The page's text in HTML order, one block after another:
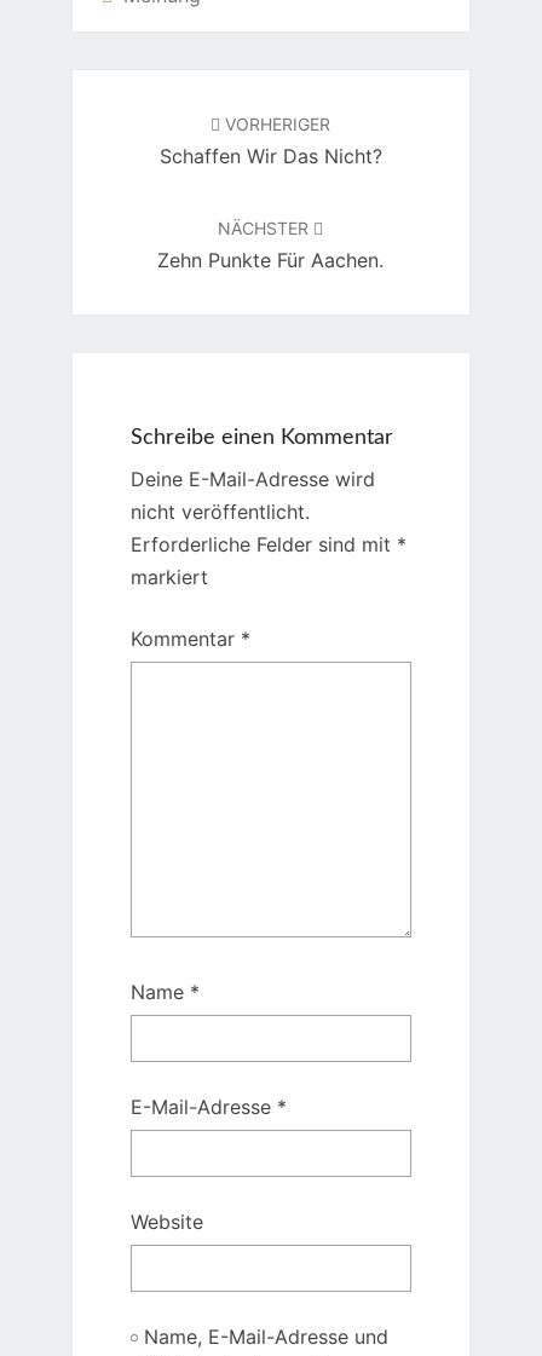
VORHERIGER
Schaffen Wir Das Nicht?
NÄCHSTER
Zehn Punkte Für Aachen.
Schreibe einen Kommentar
Deine E-Mail-Adresse wird
nicht veröffentlicht.
Erforderliche Felder sind mit *
markiert
Kommentar *
Name *
E-Mail-Adresse *
Website
Name, E-Mail-Adresse und